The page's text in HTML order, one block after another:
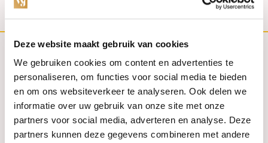
Deze website maakt gebruik van cookies
We gebruiken cookies om content en advertenties te
personaliseren, om functies voor social media te bieden
en om ons websiteverkeer te analyseren. Ook delen we
informatie over uw gebruik van onze site met onze
partners voor social media, adverteren en analyse. Deze
partners kunnen deze gegevens combineren met andere
Klantenservice
Contact
FAQ